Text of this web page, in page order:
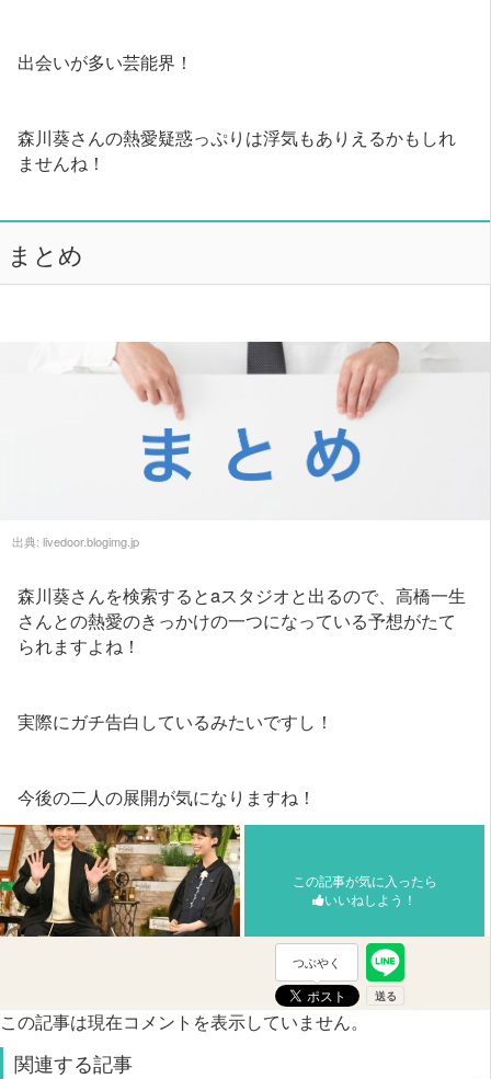
出会いが多い芸能界！
森川葵さんの熱愛疑惑っぷりは浮気もありえるかもしれ
ませんね！
まとめ
出典: livedoor.blogimg.jp
森川葵さんを検索するとaスタジオと出るので、高橋一生
さんとの熱愛のきっかけの一つになっている予想がたて
られますよね！
実際にガチ告白しているみたいですし！
今後の二人の展開が気になりますね！
この記事が気に入ったら
いいねしよう！
つぶやく
この記事は現在コメントを表示していません。
関連する記事